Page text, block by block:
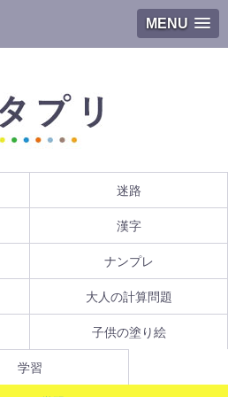
MENU
迷路
漢字
ナンプレ
大人の計算問題
子供の塗り絵
学習